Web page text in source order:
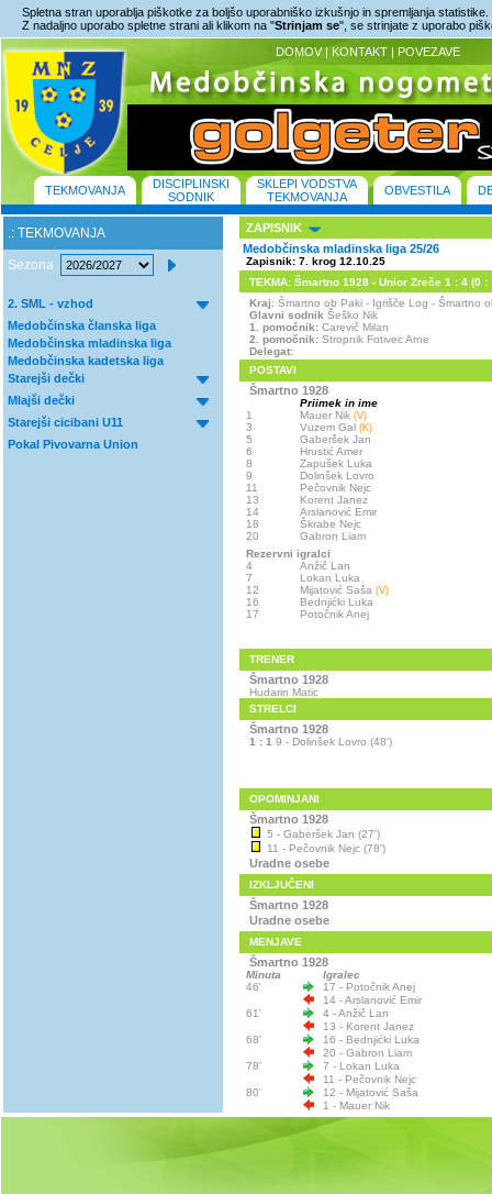
Spletna stran uporablja piškotke za boljšo uporabniško izkušnjo in spremljanja statistike.
Z nadaljno uporabo spletne strani ali klikom na "Strinjam se", se strinjate z uporabo
DOMOV | KONTAKT | POVEZAVE
TEKMOVANJA
DISCIPLINSKI
SODNIK
SKLEPI VODSTVA
TEKMOVANJA
OBVESTILA
.: TEKMOVANJA
Sezona
2. SML - vzhod
Medobčinska članska liga
Medobčinska mladinska liga
Medobčinska kadetska liga
Starejši dečki
Mlajši dečki
Starejši cicibani U11
Pokal Pivovarna Union
ZAPISNIK
Medobčinska mladinska liga 25/26
Zapisnik: 7. krog 12.10.25
TEKMA: Šmartno 1928 - Unior Zreče 1 : 4 (0 :
Kraj: Šmartno ob Paki - Igrišče Log -
Glavni sodnik Šeško Nik
1. pomočnik: Carevič Milan
2. pomočnik: Stropnik Fotivec Arne
Delegat:
POSTAVI
Šmartno 1928
Priimek in ime
1
Mauer Nik (V)
3 Vuzem Gal (K)
5
Gaberšek Jan
6
Hrustić Amer
8
Zapušek Luka
9
Dolinšek Lovro
11
Pečovnik Nejc
13
Korent Janez
14
Arslanović Emir
18
Škrabe Nejc
20
Gabron Liam
Rezervni igralci
4
Anžič Lan
7
Lokan Luka
12
Mijatović Saša (V)
16
Bednjićki Luka
17
Potočnik Anej
TRENER
Šmartno 1928
Hudarin Matic
STRELCI
Šmartno 1928
1 : 1 9 - Dolinšek Lovro (48')
OPOMINJANI
Šmartno 1928
5 - Gaberšek Jan (27')
11 - Pečovnik Nejc (78')
Uradne osebe
IZKLJUČENI
Šmartno 1928
Uradne osebe
MENJAVE
Šmartno 1928
Minuta
Igralec
46'
17 - Potočnik Anej
14 - Arslanović Emir
61'
4 - Anžič Lan
13 - Korent Janez
68'
16 - Bednjićki Luka
20 - Gabron Liam
78'
7 - Lokan Luka
11 - Pečovnik Nejc
80'
12 - Mijatović Saša
1 - Mauer Nik